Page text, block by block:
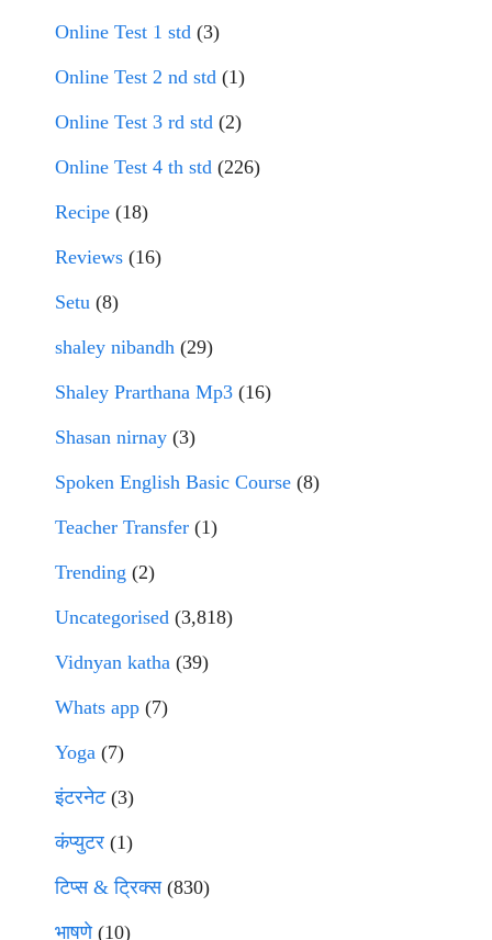
Online Test 1 std (3)
Online Test 2 nd std (1)
Online Test 3 rd std (2)
Online Test 4 th std (226)
Recipe (18)
Reviews (16)
Setu (8)
shaley nibandh (29)
Shaley Prarthana Mp3 (16)
Shasan nirnay (3)
Spoken English Basic Course (8)
Teacher Transfer (1)
Trending (2)
Uncategorised (3,818)
Vidnyan katha (39)
Whats app (7)
Yoga (7)
इंटरनेट(3)
कंप्युटर (1)
टिप्स & ट्रिक्स(830)
भाषणे(10)